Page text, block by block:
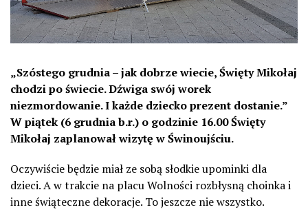
„Szóstego grudnia – jak dobrze wiecie, Święty Mikołaj
chodzi po świecie. Dźwiga swój worek
niezmordowanie. I każde dziecko prezent dostanie.”
W piątek (6 grudnia b.r.) o godzinie 16.00 Święty
Mikołaj zaplanował wizytę w Świnoujściu.
Oczywiście będzie miał ze sobą słodkie upominki dla
dzieci. A w trakcie na placu Wolności rozbłysną choinka i
inne świąteczne dekoracje. To jeszcze nie wszystko.